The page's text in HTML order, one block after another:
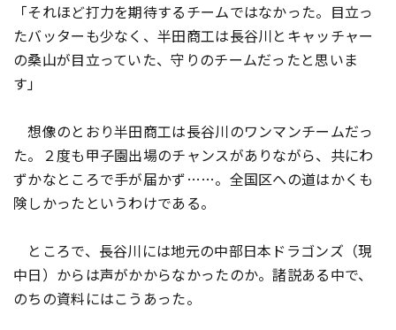
「それほど打力を期待するチームではなかった。目立っ
たバッターも少なく、半田商工は長谷川とキャッチャー
の桑山が目立っていた、守りのチームだったと思いま
す」
想像のとおり半田商工は長谷川のワンマンチームだっ
た。２度も甲子園出場のチャンスがありながら、共にわ
ずかなところで手が届かず……。全国区への道はかくも
険しかったというわけである。
ところで、長谷川には地元の中部日本ドラゴンズ（現
中日）からは声がかからなかったのか。諸説ある中で、
のちの資料にはこうあった。